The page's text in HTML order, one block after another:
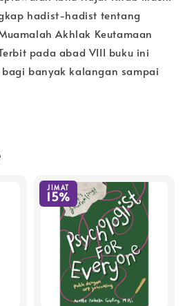
hadist-hadist tentang
Akhlak Keutamaan
pada abad VIII buku ini
banyak kalangan sampai
JIMAT
15%